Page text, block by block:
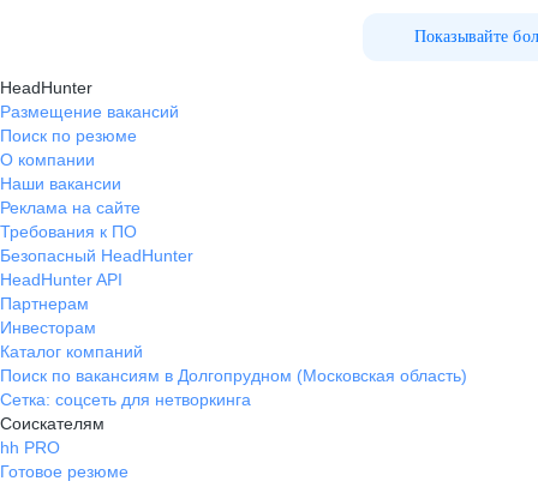
Показывайте
HeadHunter
Размещение вакансий
Поиск по резюме
О компании
Наши вакансии
Реклама на сайте
Требования к ПО
Безопасный HeadHunter
HeadHunter API
Партнерам
Инвесторам
Каталог компаний
Поиск по вакансиям в Долгопрудном (Московская область)
Сетка: соцсеть для нетворкинга
Соискателям
hh PRO
Готовое резюме